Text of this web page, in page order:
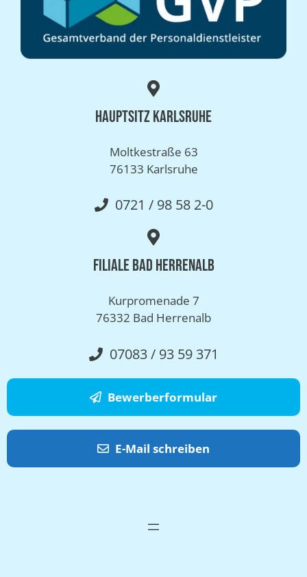
Hauptsitz Karlsruhe
Moltkestraße 63
76133 Karlsruhe
0721 / 98 58 2-0
Filiale Bad Herrenalb
Kurpromenade 7
76332 Bad Herrenalb
07083 / 93 59 371
Bewerberformular
E-Mail schreiben